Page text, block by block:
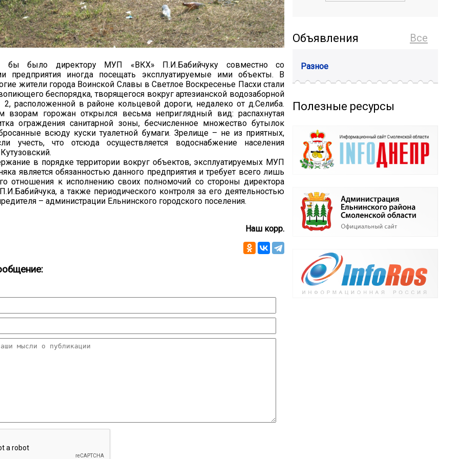
бы было директору МУП «ВКХ» П.И.Бабийчуку совместно со
предприятия иногда посещать эксплуатируемые ими объекты. В
жители города Воинской Славы в Светлое Воскресенье Пасхи стали
беспорядка, творящегося вокруг артезианской водозаборной
расположенной в районе кольцевой дороги, недалеко от д.Селиба.
взорам горожан открылся весьма неприглядный вид: распахнутая
ограждения санитарной зоны, бесчисленное множество бутылок
всюду куски туалетной бумаги. Зрелище – не из приятных,
учесть, что отсюда осуществляется водоснабжение населения
в порядке территории вокруг объектов, эксплуатируемых МУП
является обязанностью данного предприятия и требует всего лишь
отношения к исполнению своих полномочий со стороны директора
а также периодического контроля за его деятельностью
– администрации Ельнинского городского поселения.
Наш корр.
Все
Объявления
Разное
Полезные ресурсы